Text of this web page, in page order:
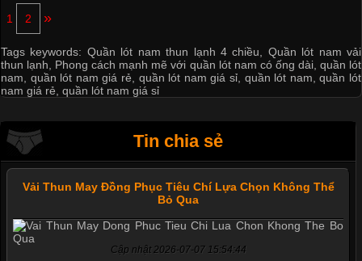
1 2 »
Tags keywords: Quần lót nam thun lạnh 4 chiều, Quần lót nam vải
thun lạnh, Phong cách mạnh mẽ với quần lót nam có ống dài, quần lót
nam, quần lót nam giá rẻ, quần lót nam giá sỉ, quần lót nam,quần lót
nam giá rẻ, quần lót nam giá sỉ
Tin chia sẻ
Vải Thun May Đồng Phục Tiêu Chí Lựa Chọn Không Thể
Bỏ Qua
Cập nhật 2026-07-07 15:54:44